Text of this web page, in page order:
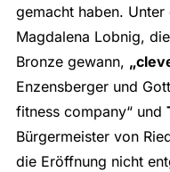
gemacht haben.
Magdalena Lobnig,
Bronze gewann,
Enzensberger und
fitness company“ und
Bürgermeister von
die Eröffnung nicht